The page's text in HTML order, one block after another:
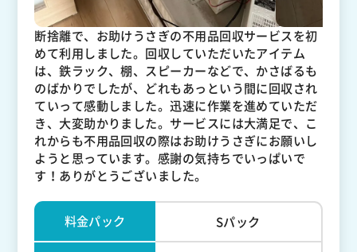
断捨離で、お助けうさぎの不用品回収サービスを初
めて利用しました。回収していただいたアイテム
は、鉄ラック、棚、スピーカーなどで、かさばるも
のばかりでしたが、どれもあっという間に回収され
ていって感動しました。迅速に作業を進めていただ
き、大変助かりました。サービスには大満足で、こ
れからも不用品回収の際はお助けうさぎにお願いし
ようと思っています。感謝の気持ちでいっぱいで
す！ありがとうございました。
料金パック Sパック